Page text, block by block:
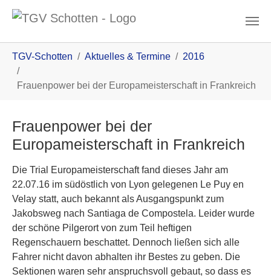
TGV-Schotten Aktuelles & Termine 2016
Frauenpower bei der Europameisterschaft in Frankreich
Frauenpower bei der
Europameisterschaft in Frankreich
Die Trial Europameisterschaft fand dieses Jahr am
22.07.16 im südöstlich von Lyon gelegenen Le Puy en
Velay statt, auch bekannt als Ausgangspunkt zum
Jakobsweg nach Santiaga de Compostela. Leider wurde
der schöne Pilgerort von zum Teil heftigen
Regenschauern beschattet. Dennoch ließen sich alle
Fahrer nicht davon abhalten ihr Bestes zu geben. Die
Sektionen waren sehr anspruchsvoll gebaut, so dass es